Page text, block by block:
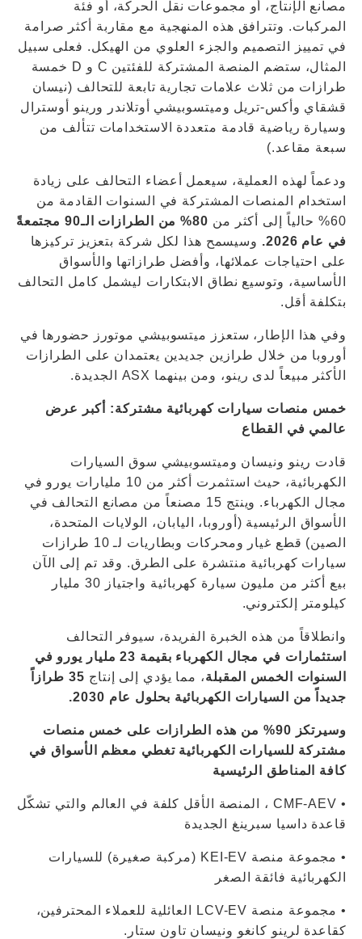
مصانع الإنتاج، أو مجموعات نقل الحركة، أو فئة
المركبات. وتترافق هذه المنهجية مع مقاربة أكثر صرامة
في تمييز التصميم والجزء العلوي من الهيكل. فعلى سبيل
المثال، ستضم المنصة المشتركة للفئتين C و D خمسة
طرازات من ثلاث علامات تجارية تابعة للتحالف (نيسان
قشقاي وأكس-تريل وميتسوبيشي أوتلاندر ورينو أوسترال
وسيارة رياضية قادمة متعددة الاستخدامات تتألف من
سبعة مقاعد.)
ودعماً لهذه العملية، سيعمل أعضاء التحالف على زيادة
استخدام المنصات المشتركة في السنوات القادمة من
60% حالياً إلى أكثر من
80% من الطرازات الـ90 مجتمعةً
في عام 2026.
وسيسمح هذا لكل شركة بتعزيز تركيزها
على احتياجات عملائها، وأفضل طرازاتها والأسواق
الأساسية، وتوسيع نطاق الابتكارات ليشمل كامل التحالف
بتكلفة أقل.
وفي هذا الإطار، ستعزز ميتسوبيشي موتورز حضورها في
أوروبا من خلال طرازين جديدين يعتمدان على الطرازات
الأكثر مبيعاً لدى رينو، ومن بينهما ASX الجديدة.
خمس منصات سيارات كهربائية مشتركة: أكبر عرض
عالمي في القطاع
قادت رينو ونيسان وميتسوبيشي سوق السيارات
الكهربائية، حيث استثمرت أكثر من 10 مليارات يورو في
مجال الكهرباء. وينتج 15 مصنعاً من مصانع التحالف في
الأسواق الرئيسية (أوروبا، اليابان، الولايات المتحدة،
الصين) قطع غيار ومحركات وبطاريات لـ 10 طرازات
سيارات كهربائية منتشرة على الطرق. وقد تم إلى الآن
بيع أكثر من مليون سيارة كهربائية واجتياز 30 مليار
كيلومتر إلكتروني.
وانطلاقاً من هذه الخبرة الفريدة، سيوفر التحالف
استثمارات في مجال الكهرباء بقيمة 23 مليار يورو في
السنوات الخمس المقبلة، مما يؤدي إلى إنتاج
35 طرازاً
جديداً من السيارات الكهربائية بحلول عام 2030.
وسيرتكز 90% من هذه الطرازات على خمس منصات
مشتركة للسيارات الكهربائية تغطي معظم الأسواق في
كافة المناطق الرئيسية
• CMF-AEV ، المنصة الأقل كلفة في العالم والتي تشكّل
قاعدة داسيا سبرينغ الجديدة
• مجموعة منصة KEI-EV (مركبة صغيرة) للسيارات
الكهربائية فائقة الصغر
• مجموعة منصة LCV-EV العائلية للعملاء المحترفين،
كقاعدة لرينو كانغو ونيسان تاون ستار.